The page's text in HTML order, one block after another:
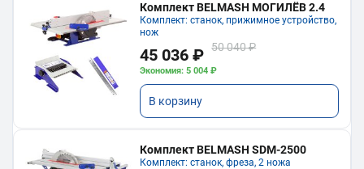
Комплект BELMASH МОГИЛЁВ 2.4
Комплект: станок, прижимное устройство,
нож
45 036 ₽ 50 040 ₽
Экономия: 5 004 ₽
В корзину
Комплект BELMASH SDM-2500
Комплект: станок, фреза, 2 ножа